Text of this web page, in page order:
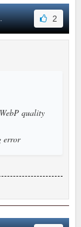
2
quality
error